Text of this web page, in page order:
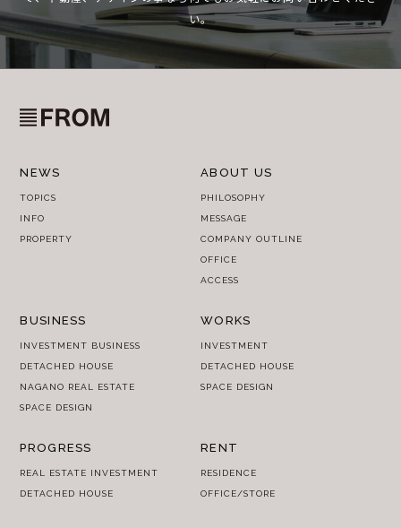
い。
NEWS
TOPICS
INFO
PROPERTY
ABOUT US
PHILOSOPHY
MESSAGE
COMPANY OUTLINE
OFFICE
ACCESS
BUSINESS
INVESTMENT BUSINESS
DETACHED HOUSE
NAGANO REAL ESTATE
SPACE DESIGN
WORKS
INVESTMENT
DETACHED HOUSE
SPACE DESIGN
PROGRESS
REAL ESTATE INVESTMENT
DETACHED HOUSE
RENT
RESIDENCE
OFFICE/STORE